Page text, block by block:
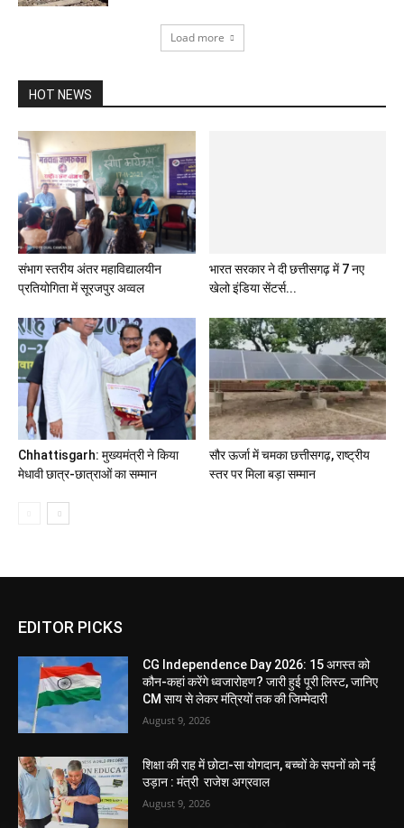
Load more
HOT NEWS
संभाग स्तरीय अंतर महाविद्यालयीन
प्रतियोगिता में सूरजपुर अव्वल
Chhattisgarh: मुख्यमंत्री ने किया
मेधावी छात्र-छात्राओं का सम्मान
सौर ऊर्जा में चमका छत्तीसगढ़, राष्ट्रीय
स्तर पर मिला बड़ा सम्मान
कौन-कहां करेंगे ध्वजारोहण? जारी हुई पूरी लिस्ट, जानिए
CM साय से लेकर मंत्रियों तक की जिम्मेदारी
August 9, 2026
उड़ान : मंत्री राजेश अग्रवाल
August 9, 2026